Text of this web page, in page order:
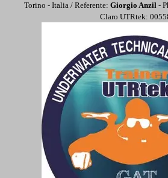
Torino - Italia / Referente: Giorgio Anzil -
Claro UTRtek: